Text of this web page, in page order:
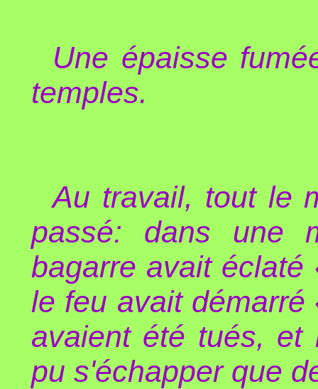
Une épaisse
temples.
Au travail, tout le
passé: dans une
bagarre avait
le feu avait
avaient été tués, et
pu s'échapper que